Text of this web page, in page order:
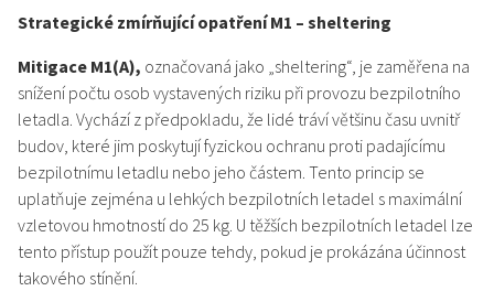
Strategické zmírňující opatření M1 – sheltering
Mitigace M1(A), označovaná jako „sheltering“, je zaměřena na
snížení počtu osob vystavených riziku při provozu bezpilotního
letadla. Vychází z předpokladu, že lidé tráví většinu času uvnitř
budov, které jim poskytují fyzickou ochranu proti padajícímu
bezpilotnímu letadlu nebo jeho částem. Tento princip se
uplatňuje zejména u lehkých bezpilotních letadel s maximální
vzletovou hmotností do 25 kg. U těžších bezpilotních letadel lze
tento přístup použít pouze tehdy, pokud je prokázána účinnost
takového stínění.